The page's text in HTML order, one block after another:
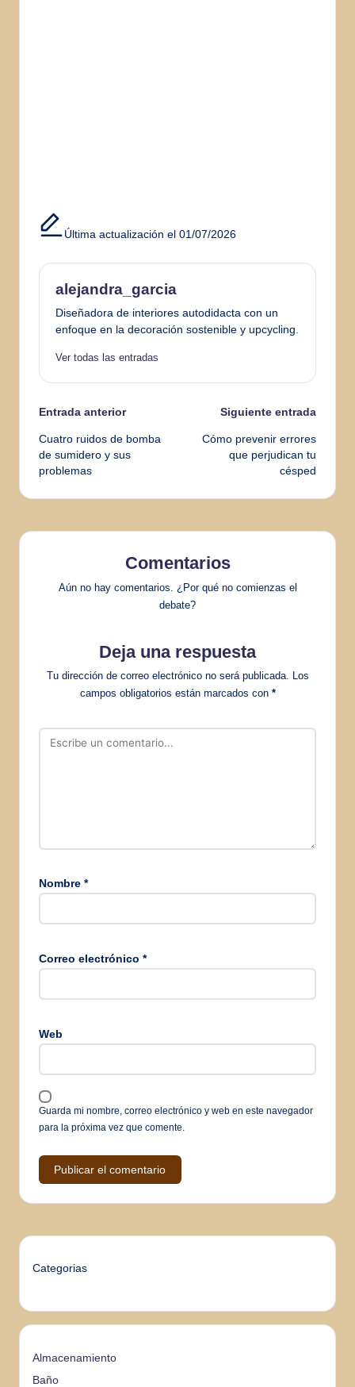
Última actualización el 01/07/2026
alejandra_garcia
Diseñadora de interiores autodidacta con un
enfoque en la decoración sostenible y upcycling.
Ver todas las entradas
Navegación
de
entradas
Entrada anterior
Cuatro ruidos de bomba
de sumidero y sus
problemas
Siguiente entrada
Cómo prevenir errores
que perjudican tu
césped
Comentarios
Aún no hay comentarios. ¿Por qué no comienzas el
debate?
Deja una respuesta
Tu dirección de correo electrónico no será publicada. Los
campos obligatorios están marcados con *
Nombre *
Correo electrónico *
Web
Guarda mi nombre, correo electrónico y web en este navegador
para la próxima vez que comente.
Categorias
Almacenamiento
Baño